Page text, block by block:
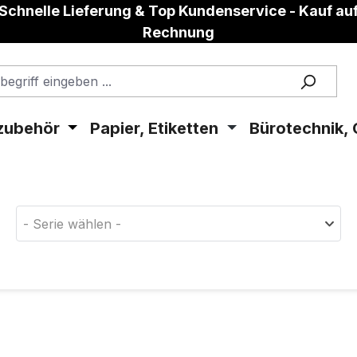
Lieferung & Top Kundenservice - Kauf
Rechnung
Papier, Etiketten Bürotechnik,
- Serie wählen -